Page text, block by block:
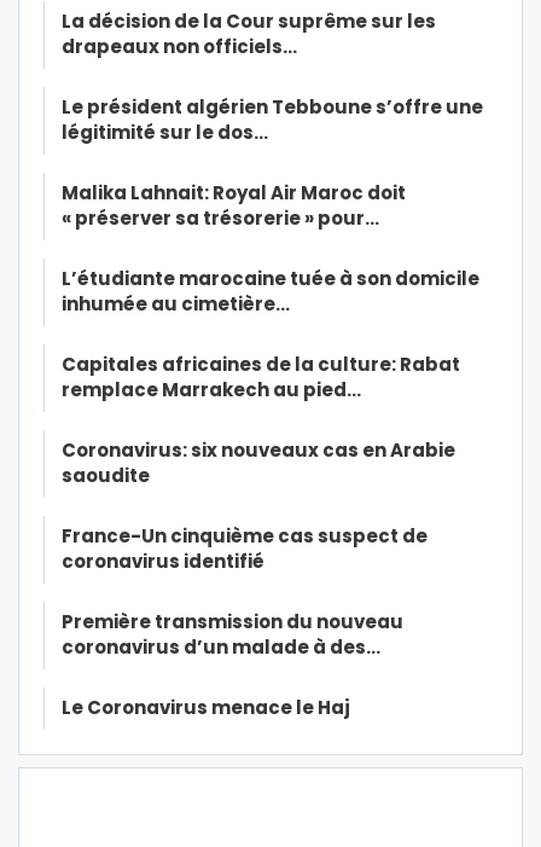
La décision de la Cour suprême sur les
drapeaux non officiels…
Le président algérien Tebboune s’offre une
légitimité sur le dos…
Malika Lahnait: Royal Air Maroc doit
« préserver sa trésorerie » pour…
L’étudiante marocaine tuée à son domicile
inhumée au cimetière…
Capitales africaines de la culture: Rabat
remplace Marrakech au pied…
Coronavirus: six nouveaux cas en Arabie
saoudite
France-Un cinquième cas suspect de
coronavirus identifié
Première transmission du nouveau
coronavirus d’un malade à des…
Le Coronavirus menace le Haj